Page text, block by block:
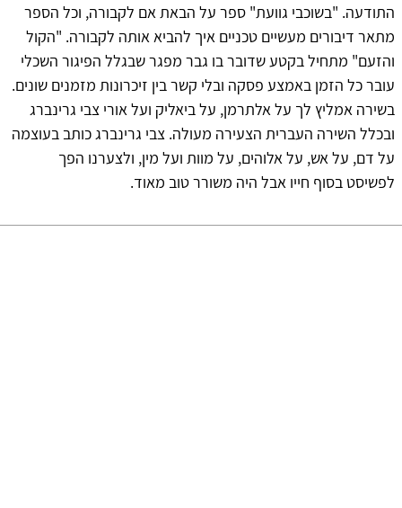
התודעה. "בשוכבי גוועת" ספר על הבאת אם לקבורה, וכל הספר
מתאר דיבורים מעשיים טכניים איך להביא אותה לקבורה. "הקול
והזעם" מתחיל בקטע שדובר בו גבר מפגר שבגלל הפיגור השכלי
עובר כל הזמן באמצע פסקה ובלי קשר בין זיכרונות מזמנים שונים.
בשירה אמליץ לך על אלתרמן, על ביאליק ועל אורי צבי גרינברג
ובכלל השירה העברית הצעירה מעולה. צבי גרינברג כותב בעוצמה
על דם, על אש, על אלוהים, על מוות ועל מין, ולצערנו הפך
לפשיסט בסוף חייו אבל היה משורר טוב מאוד.